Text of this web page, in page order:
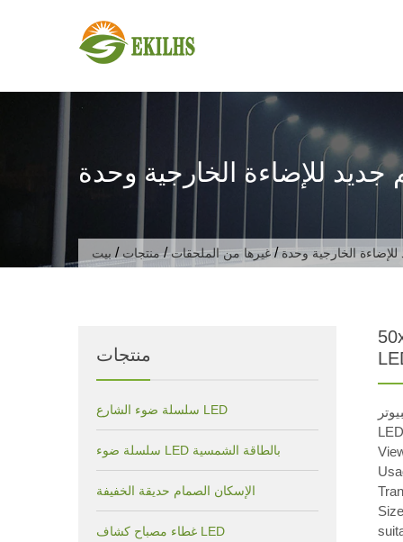
بيت /منتجات/غيرها من الملحقات/
منتجات
سلسلة ضوء الشارع LED
سلسلة ضوء LED بالطاقة الشمسية
الإسكان الصمام حديقة الخفيفة
غطاء مصباح كشاف LED